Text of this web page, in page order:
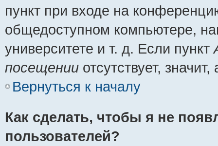
пункт при входе на
общедоступном компьютере,
университете и т. д. Если пункт
посещении отсутствует,
Вернуться к началу
Как сделать, чтобы я не
пользователей?